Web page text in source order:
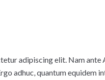
adipiscing elit. Nam ante
adhuc, quantum equidem